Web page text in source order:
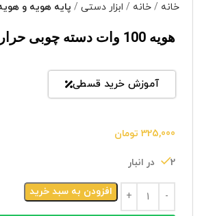
خانه خانه ابزار دستی پایه هویه و
هویه 100 وات دسته چوبی حرارت
آموزش خرید قسطی
325,000 تومان
2 در انبار
افزودن به سبد خرید